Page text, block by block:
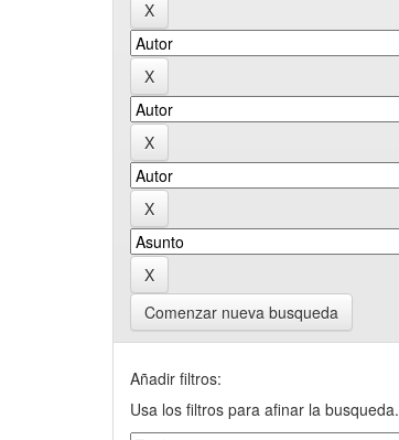
Comenzar nueva busqueda
Añadir filtros:
Usa los filtros para afinar la busqueda.